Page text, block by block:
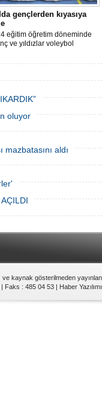
gençlerden kıyasıya
eğitim öğretim döneminde
ve yıldızlar voleybol
oluyor
aldı
ve kaynak gösterilmeden
Faks : 485 04 53 | Haber Yazılımı